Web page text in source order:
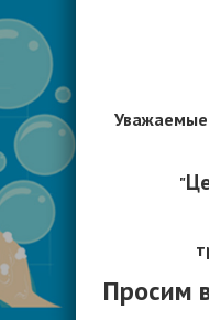
Уважаемые
"
Просим